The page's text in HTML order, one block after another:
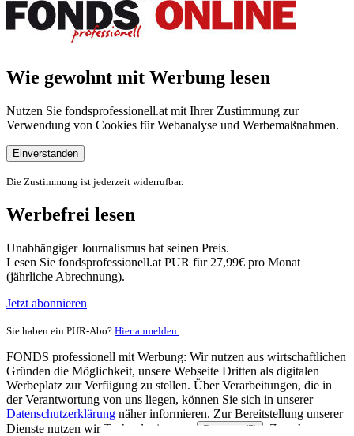
Wie gewohnt mit Werbung lesen
Nutzen Sie fondsprofessionell.at mit Ihrer Zustimmung zur
Verwendung von Cookies für Webanalyse und Werbemaßnahmen.
Einverstanden
Die Zustimmung ist jederzeit widerrufbar.
Werbefrei lesen
Unabhängiger Journalismus hat seinen Preis.
Lesen Sie fondsprofessionell.at PUR für 27,99€ pro Monat
(jährliche Abrechnung).
Jetzt abonnieren
Sie haben ein PUR-Abo? Hier anmelden.
FONDS professionell mit Werbung: Wir nutzen aus wirtschaftlichen
Gründen die Möglichkeit, unsere Webseite Dritten als digitalen
Werbeplatz zur Verfügung zu stellen. Über Verarbeitungen, die in
der Verantwortung von uns liegen, können Sie sich in unserer
Datenschutzerklärung näher informieren. Zur Bereitstellung unserer
Dienste nutzen wir Technologien von
Partnern (5)
. Zwecke: